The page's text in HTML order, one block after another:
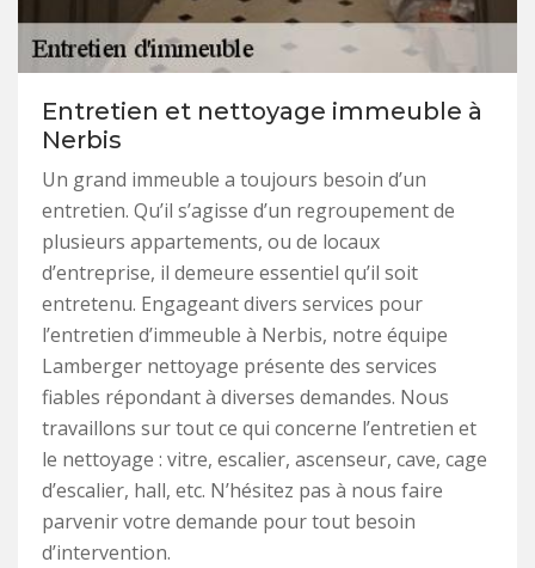
Entretien et nettoyage immeuble à
Nerbis
Un grand immeuble a toujours besoin d’un
entretien. Qu’il s’agisse d’un regroupement de
plusieurs appartements, ou de locaux
d’entreprise, il demeure essentiel qu’il soit
entretenu. Engageant divers services pour
l’entretien d’immeuble à Nerbis, notre équipe
Lamberger nettoyage présente des services
fiables répondant à diverses demandes. Nous
travaillons sur tout ce qui concerne l’entretien et
le nettoyage : vitre, escalier, ascenseur, cave, cage
d’escalier, hall, etc. N’hésitez pas à nous faire
parvenir votre demande pour tout besoin
d’intervention.